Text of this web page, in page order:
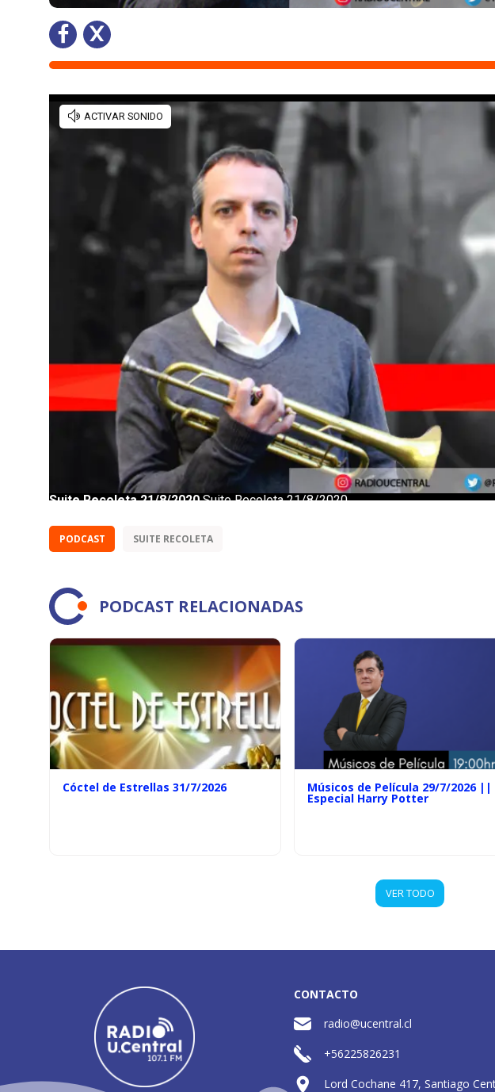
PODCAST SUITE RECOLETA
PODCAST RELACIONADAS
Cóctel de Estrellas 31/7/2026 Músicos de Película 29/7/2026 ||
Especial Harry Potter
VER TODO
CONTACTO
radio@ucentral.cl
+56225826231
Lord Cochane 417, Santiago